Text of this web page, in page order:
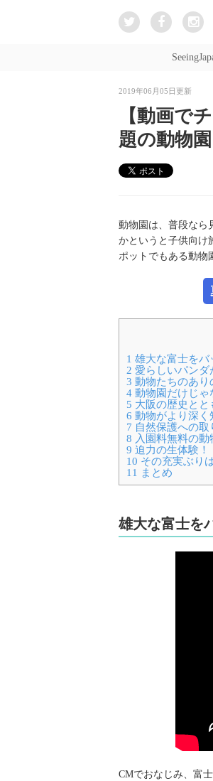
2019年06月05日更新
【動画で
題の動物
動物園は、普段なら
かというと子供向け
ポットでもある動物
1 雄大な富士をバ
2 愛らしいパンダ
3 動物たちのあり
4 動物園だけじゃ
5 大阪の歴史とと
6 動物がより深く
7 自然保護への取
8 入園料無料の
9 迫力の生体験！
10 その充実ぶり
11 まとめ
雄大な富士を
CMでおなじみ、富